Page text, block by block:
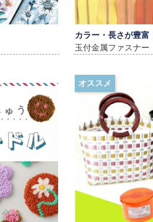
カラー・長さが豊富
玉付金属ファスナー
オススメ